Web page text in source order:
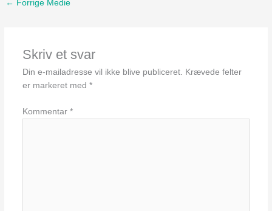
← Forrige Medie
Skriv et svar
Din e-mailadresse vil ikke blive publiceret. Krævede felter
er markeret med *
Kommentar *